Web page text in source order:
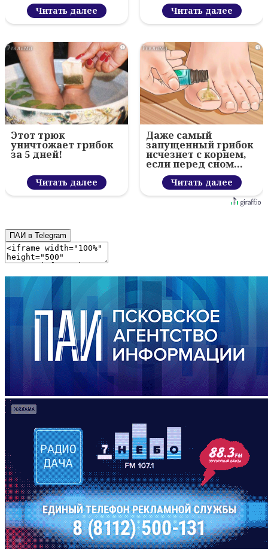
Читать далее Читать далее
i
Этот трюк
уничтожает грибок
за 5 дней!
Читать далее
i
Даже самый
запущенный грибок
исчезнет с корнем,
если перед сном…
Читать далее
ПАИ в Telegram